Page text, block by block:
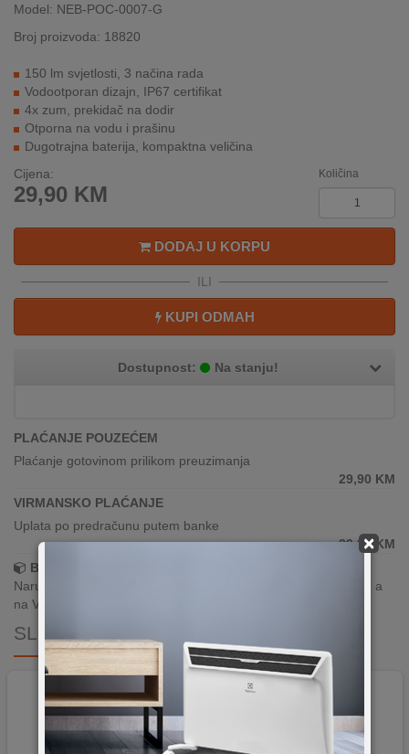
NAMA
KATALOZI
KAKO
KUPITI?
KUPOVINA
IZ
OZNAKE
UČINKOVITOSTI
DIGITALIS
×
Model: NEB-POC-0007-G
Broj proizvoda: 18820
150 lm svjetlosti, 3 načina rada
Vodootporan dizajn, IP67 certifikat
4x zum, prekidač na dodir
Otporna na vodu i prašinu
Dugotrajna baterija, kompaktna veličina
Cijena:
29,90 KM
Količina
DODAJ U KORPU
ILI
KUPI ODMAH
Dostupnost: Na stanju!
PLAĆANJE POUZEĆEM
Plaćanje gotovinom prilikom preuzimanja
29,90 KM
VIRMANSKO PLAĆANJE
Uplata po predračunu putem banke
29,90KM
Brza dostava!
Narudžbe zaprimljene radnim danima do 13h šaljemo isti dan, a
na Vašoj adresi paket je već za 24–48h.
SLIČNI PROIZVODI